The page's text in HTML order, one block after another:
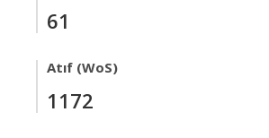
61
Atıf (WoS)
1172